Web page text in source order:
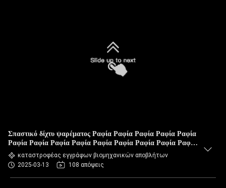
Σπαστικό δίχτυ ψαρέματος Ραφία Ραφία Ραφία Ραφία Ραφία
Ραφία Ραφία Ραφία Ραφία Ραφία Ραφία Ραφία Ραφία Ραφία
Ραφία Ραφία Ραφία Ραφία Ραφία Ραφία Ραφία Ραφία Ραφία
Ραφία Ραφία Ραφία Ραφία Ραφία Ραφία Ραφία Ραφία Ραφία
Ραφία Ραφία Ραφία Ραφία Ραφία Ραφία Ραφία Ραφία Ραφία
Ραφία Ραφία Ραφία Ραφία Ραφία Ραφία Ραφία Ραφία Ραφία
καταστροφέας εγγράφων βιομηχανικών αποβλήτων
2025-03-13
108 απόψεις